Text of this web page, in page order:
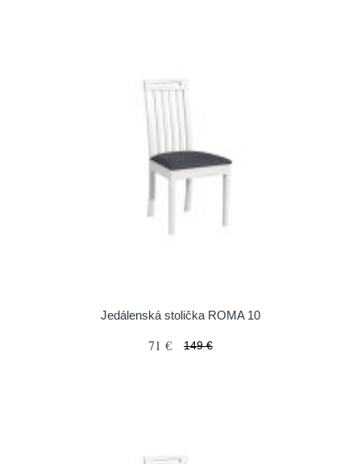
Jedálenská stolička ROMA 10
71 € 149 €